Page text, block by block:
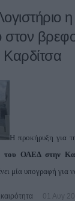
Η προκήρυξη για
του ΟΑΕΔ στην
μία υπογραφή για
01 Αυγ